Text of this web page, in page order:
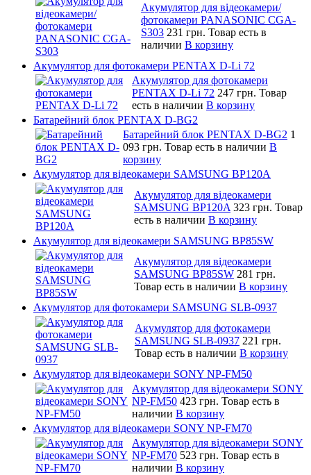
Акумулятор для відеокамери/
фотокамери PANASONIC CGA-
S303 231 грн. Товар есть в
наличии В корзину
Акумулятор для фотокамери PENTAX D-Li 72
Акумулятор для фотокамери
PENTAX D-Li 72 247 грн. Товар
есть в наличии В корзину
Батарейний блок PENTAX D-BG2
Батарейний блок PENTAX D-BG2 1
093 грн. Товар есть в наличии В
корзину
Акумулятор для відеокамери SAMSUNG BP120A
Акумулятор для відеокамери
SAMSUNG BP120A 323 грн. Товар
есть в наличии В корзину
Акумулятор для відеокамери SAMSUNG BP85SW
Акумулятор для відеокамери
SAMSUNG BP85SW 281 грн.
Товар есть в наличии В корзину
Акумулятор для фотокамери SAMSUNG SLB-0937
Акумулятор для фотокамери
SAMSUNG SLB-0937 221 грн.
Товар есть в наличии В корзину
Акумулятор для відеокамери SONY NP-FM50
Акумулятор для відеокамери SONY
NP-FM50 423 грн. Товар есть в
наличии В корзину
Акумулятор для відеокамери SONY NP-FM70
Акумулятор для відеокамери SONY
NP-FM70 523 грн. Товар есть в
наличии В корзину